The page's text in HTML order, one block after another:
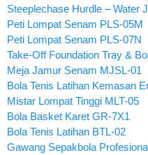
Steeplechase Hurdle – Water
Peti Lompat Senam PLS-05M
Peti Lompat Senam PLS-07N
Take-Off Foundation Tray &
Meja Jamur Senam MJSL-01
Bola Tenis Latihan Kemasan
Mistar Lompat Tinggi MLT-05
Bola Basket Karet GR-7X1
Bola Tenis Latihan BTL-02
Gawang Sepakbola